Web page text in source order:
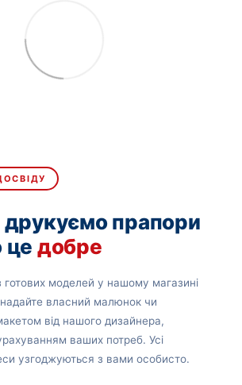
друкуємо прапори
це добре
готових моделей у нашому магазині
власний малюнок чи
від нашого дизайнера,
ваших потреб. Усі
узгоджуються з вами особисто.